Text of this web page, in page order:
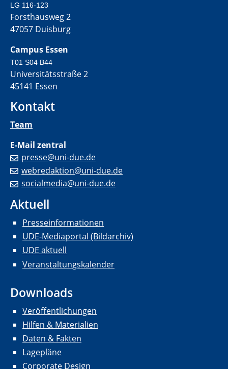
LG 116-123
Forsthausweg 2
47057 Duisburg
Campus Essen
T01 S04 B44
Universitätsstraße 2
45141 Essen
Kontakt
Team
E-Mail zentral
presse@uni-due.de
webredaktion@uni-due.de
socialmedia@uni-due.de
Aktuell
Presseinformationen
UDE-Mediaportal (Bildarchiv)
UDE aktuell
Veranstaltungskalender
Downloads
Veröffentlichungen
Hilfen & Materialien
Daten & Fakten
Lagepläne
Corporate Design